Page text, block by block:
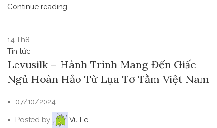
Continue reading
14 Th8
Tin tức
Levusilk – Hành Trình Mang Đến Giấc
Ngủ Hoàn Hảo Từ Lụa Tơ Tằm Việt Nam
07/10/2024
Posted by Vu Le